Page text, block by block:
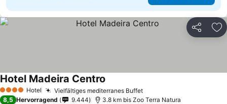
Teilen
4 Sterne Hotel Vielfältiges mediterranes Buffet
Hotel Madeira Centro
8,5 Hervorragend 9.444 3.8 km bis Zoo Terra Natura